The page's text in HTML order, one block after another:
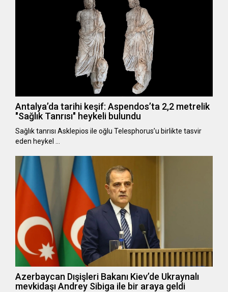
Antalya’da tarihi keşif: Aspendos’ta 2,2 metrelik
"Sağlık Tanrısı" heykeli bulundu
Sağlık tanrısı Asklepios ile oğlu Telesphorus’u birlikte tasvir
eden heykel …
Azerbaycan Dışişleri Bakanı Kiev’de Ukraynalı
mevkidaşı Andrey Sibiga ile bir araya geldi